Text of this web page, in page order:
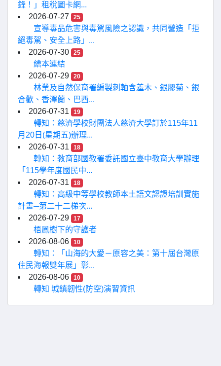
鋒！」租稅圖卡網...
2026-07-27
25
宣導毒品危害與毒駕風險之認識，共同營造「拒
絕毒駕、安全上路」...
2026-07-30
25
繪本連結
2026-07-29
20
林業及自然保育署編製刺軸含羞木、銀膠菊、銀
合歡、香澤蘭、巴西...
2026-07-31
19
轉知：慈濟學校財團法人慈濟大學訂於115年11
月20日(星期五)辦理...
2026-07-31
18
轉知：教育部國教署委託國立臺中教育大學辦理
「115學年度國民中...
2026-07-31
18
轉知：高級中等學校教師本土語文認證培訓實施
計畫─第二十二梯次...
2026-07-29
17
梧鳳樹下的守護者
2026-08-06
10
轉知：「山海的大愛－原容之美：第十屆台灣原
住民海報雙年展」彰...
2026-08-06
10
轉知 城鎮韌性(防空)演習資訊